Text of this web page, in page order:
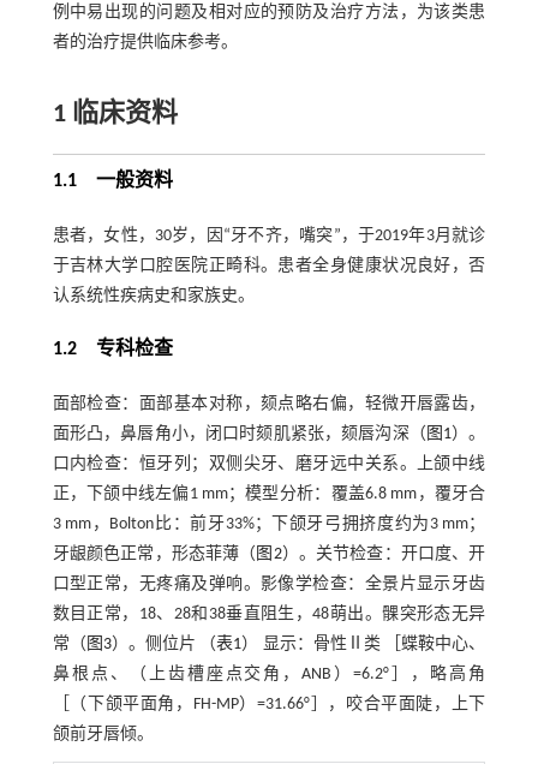
例中易出现的问题及相对应的预防及治疗方法，为该类患
者的治疗提供临床参考。
1 临床资料
1.1 一般资料
患者，女性，30岁，因“牙不齐，嘴突”，于2019年3月就诊
于吉林大学口腔医院正畸科。患者全身健康状况良好，否
认系统性疾病史和家族史。
1.2 专科检查
面部检查：面部基本对称，颏点略右偏，轻微开唇露齿，
面形凸，鼻唇角小，闭口时颏肌紧张，颏唇沟深（ 图1）。
口内检查：恒牙列；双侧尖牙、磨牙远中关系。上颌中线
正，下颌中线左偏1 mm；模型分析：覆盖6.8 mm，覆牙合
3 mm，Bolton比：前牙33%；下颌牙弓拥挤度约为3 mm；
牙龈颜色正常，形态菲薄（ 图2）。关节检查：开口度、开
口型正常，无疼痛及弹响。影像学检查：全景片显示牙齿
数目正常，18、28和38垂直阻生，48萌出。髁突形态无异
常（ 图3）。侧位片 （表1） 显示：骨性Ⅱ类 ［蝶鞍中心、
鼻根点、（上齿槽座点交角，ANB）=6.2°］，略高角
［（下颌平面角，FH-MP）=31.66°］，咬合平面陡，上下
颌前牙唇倾。